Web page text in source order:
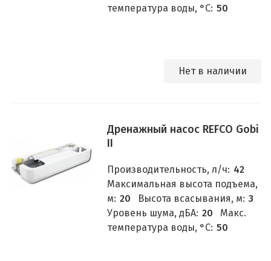
температура воды, °C: 50
Нет в наличии
Дренажный насос REFCO Gobi
II
Производительность, л/ч: 42
Максимальная высота подъема,
м: 20 Высота всасывания, м: 3
Уровень шума, дБА: 20
Макс.
температура воды, °C: 50